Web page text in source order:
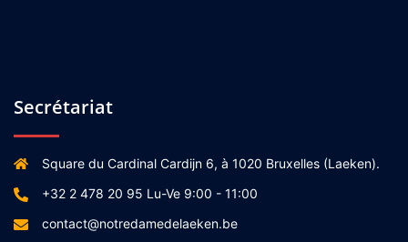
Secrétariat
Square du Cardinal Cardijn 6, à 1020 Bruxelles (Laeken).
+32 2 478 20 95 Lu-Ve 9:00 - 11:00
contact@notredamedelaeken.be